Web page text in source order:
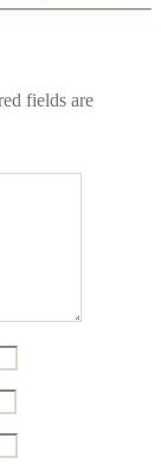
fields are